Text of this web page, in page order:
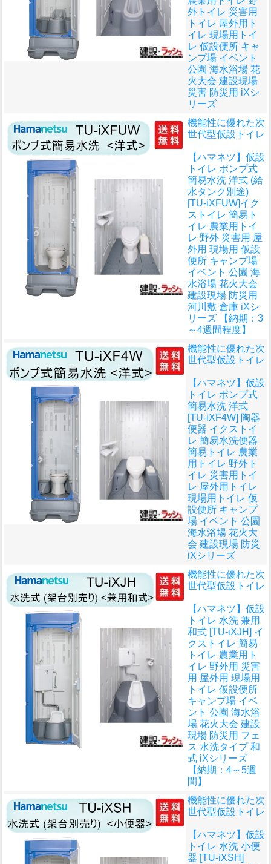
外トイレ 災害用
トイレ 屋外用ト
イレ 現場用トイ
レ 仮設便所 キャ
ンプ場 イベント
公園 海水浴場 花
火大会 建設現場
災害 防災用 iXシ
リーズ
機能性に優れた次
世代型仮設トイレ
【ハマネツ】仮設
トイレ ポンプ式
簡易水洗 洋式 (給
水タンク別途)
[TU-iXFUW]イク
ストイレ 簡易ト
イレ 農業用トイ
レ 野外 災害用 屋
外用 現場用 仮設
便所 キャンプ場
イベント 公園 海
水浴場 花火大会
建設現場 防災用
河川敷 倉庫 iXシ
リーズ 【納期：3
～4週間程度】
機能性に優れた次
世代型仮設トイレ
【ハマネツ】仮設
トイレ ポンプ式
簡易水洗 洋式
[TU-iXF4W] 陶器
便器 イクストイ
レ 簡易水洗便器
簡易トイレ 農業
用トイレ 野外ト
イレ 災害用トイ
レ 屋外用トイレ
現場用トイレ 仮
設便所 キャンプ
場 イベント 公園
海水浴場 花火大
会 建設現場 防災
iXシリーズ
機能性に優れた次
世代型仮設トイレ
【ハマネツ】仮設
トイレ 水洗 兼用
和式 [TU-iXJH] イ
クストイレ 簡易
トイレ 農業用ト
イレ 野外用 災害
用 屋外用 現場用
トイレ 仮設便所
キャンプ場 イベ
ント 公園 海水浴
場 花火大会 建設
現場 防災用 フェ
ス 水洗タイプ 和
式 iXシリーズ
【納期：4～5週
間】
機能性に優れた次
世代型仮設トイレ
【ハマネツ】仮設
トイレ 水洗 小便
器 [TU-iXSH]